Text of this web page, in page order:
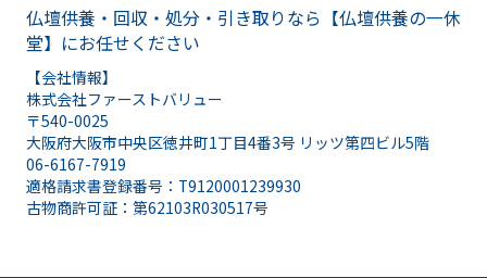
仏壇供養・回収・処分・引き取りなら 【仏壇供養の一休
堂】にお任せください
【会社情報】
株式会社ファーストバリュー
〒540-0025
大阪府大阪市中央区徳井町1丁目4番3号 リッツ第四ビル5階
06-6167-7919
適格請求書登録番号：T9120001239930
古物商許可証：第62103R030517号